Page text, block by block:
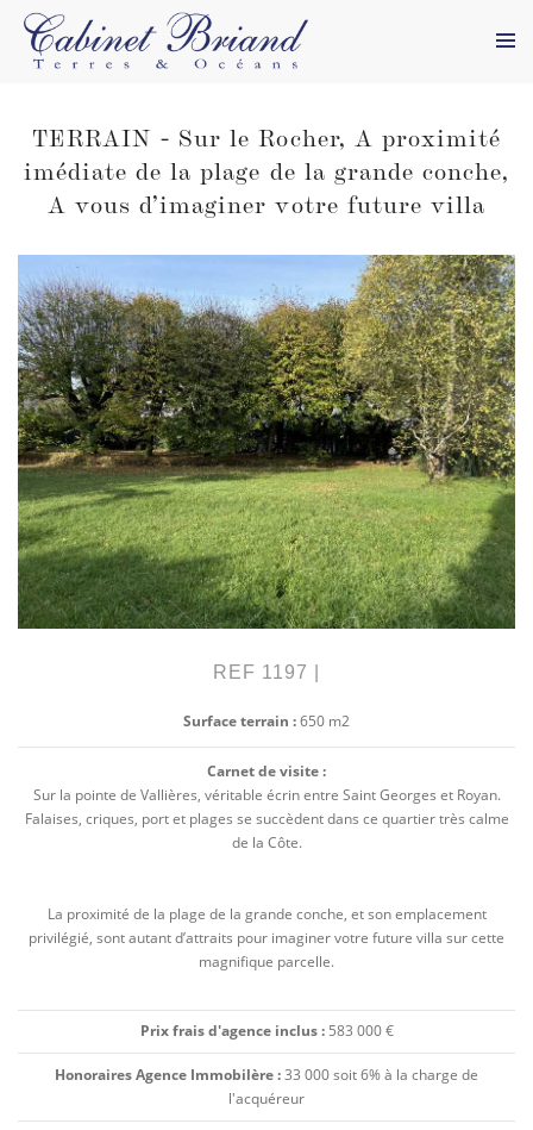
Villas, Maisons &
Terrains
Commerces
Estimations
Vidéos
l'Agence
Contact
Honoraires & Mentions
légales
Cabinet Briand Agence
Immobilière
cabinet.briand@wanadoo.fr
Tél +33 (0)5 46 23 86 92
Fax 05 46 23 86 53
TERRAIN - Sur le Rocher, A proximité
imédiate de la plage de la grande conche,
A vous d’imaginer votre future villa
REF 1197 |
Surface terrain :650 m2
Carnet de visite :
Sur la pointe de Vallières, véritable écrin entre Saint Georges et Royan.
Falaises, criques, port et plages se succèdent dans ce quartier très calme
de la Côte.
La proximité de la plage de la grande conche, et son emplacement
privilégié, sont autant d’attraits pour imaginer votre future villa sur cette
magnifique parcelle.
Prix frais d'agence inclus :583 000 €
Honoraires Agence Immobilère :33 000 soit 6% à la charge de
l'acquéreur